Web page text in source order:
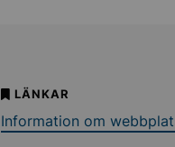
LÄNKAR
Information om